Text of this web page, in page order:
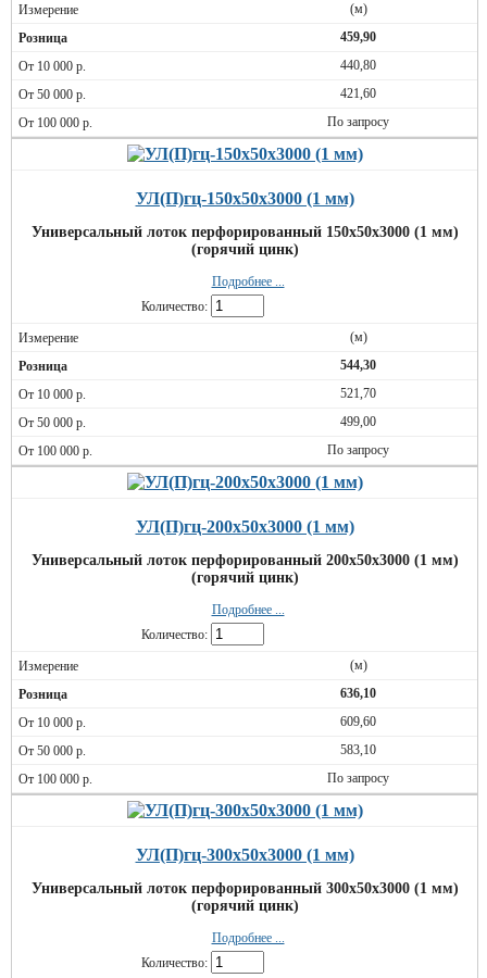
(м)
459,90
440,80
421,60
По запросу
УЛ(П)гц-150х50х3000 (1 мм)
Универсальный лоток перфорированный 150х50х3000 (1 мм)
(горячий цинк)
Подробнее ...
Количество:
(м)
544,30
521,70
499,00
По запросу
УЛ(П)гц-200х50х3000 (1 мм)
Универсальный лоток перфорированный 200х50х3000 (1 мм)
(горячий цинк)
Подробнее ...
Количество:
(м)
636,10
609,60
583,10
По запросу
УЛ(П)гц-300х50х3000 (1 мм)
Универсальный лоток перфорированный 300х50х3000 (1 мм)
(горячий цинк)
Подробнее ...
Количество: